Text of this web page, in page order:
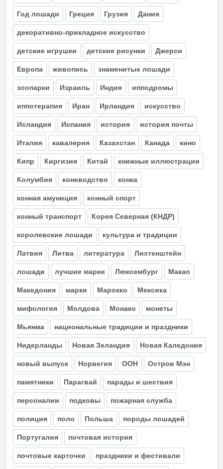
Год лошади Греция Грузия Дания
декоративно-прикладное искусство
детские игрушки детские рисунки Джерси
Европа живопись знаменитые лошади
зоопарки Израиль Индия ипподромы
иппотерапия Иран Ирландия искусство
Исландия Испания история история почты
Италия кавалерия Казахстан Канада кино
Кипр Киргизия Китай книжные иллюстрации
Колумбия коневодство конка
конная амуниция конный спорт
конный транспорт Корея Северная (КНДР)
королевские лошади культура и традиции
Латвия Литва литература Лихтенштейн
лошади лучшие марки Люксембург Макао
Македония марки Марокко Мексика
мифология Молдова Монако монеты
Мьянма национальные традиции и праздники
Нидерланды Новая Зеландия Новая Каледония
новый выпуск Норвегия ООН Остров Мэн
памятники Парагвай парады и шествия
персоналии подковы пожарная служба
полиция поло Польша породы лошадей
Португалия почтовая история
почтовые карточки праздники и фестивали